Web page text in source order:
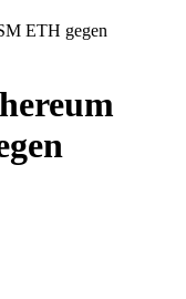
ETH gegen